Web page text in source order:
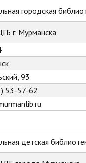
городская
г. Мурманска
93
53-57-62
детская